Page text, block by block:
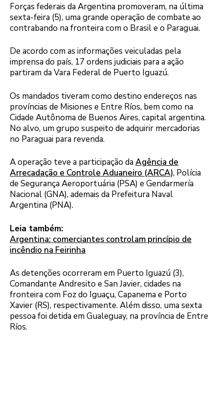
Forças federais da Argentina promoveram, na última
sexta-feira (5), uma grande operação de combate ao
contrabando na fronteira com o Brasil e o Paraguai.
De acordo com as informações veiculadas pela
imprensa do país, 17 ordens judiciais para a ação
partiram da Vara Federal de Puerto Iguazú.
Os mandados tiveram como destino endereços nas
províncias de Misiones e Entre Ríos, bem como na
Cidade Autônoma de Buenos Aires, capital argentina.
No alvo, um grupo suspeito de adquirir mercadorias
no Paraguai para revenda.
A operação teve a participação daAgência de
Arrecadação e Controle Aduaneiro (ARCA), Polícia
de Segurança Aeroportuária (PSA) e Gendarmería
Nacional (GNA), ademais da Prefeitura Naval
Argentina (PNA).
Leia também:
Argentina: comerciantes controlam princípio de
incêndio na Feirinha
As detenções ocorreram em Puerto Iguazú (3),
Comandante Andresito e San Javier, cidades na
fronteira com Foz do Iguaçu, Capanema e Porto
Xavier (RS), respectivamente. Além disso, uma sexta
pessoa foi detida em Gualeguay, na província de Entre
Ríos.